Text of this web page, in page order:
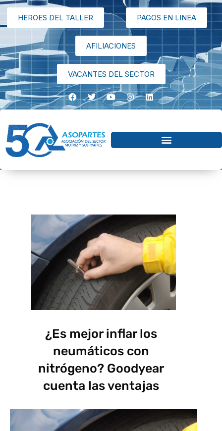
HEROES DEL TALLER PAGOS EN LINEA
AFILIACIONES
VACANTES DEL SECTOR
¿Es mejor inflar los
neumáticos con
nitrógeno? Goodyear
cuenta las ventajas